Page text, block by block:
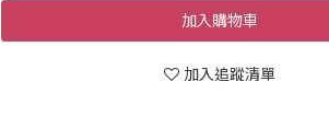
加入購物車
加入追蹤清單